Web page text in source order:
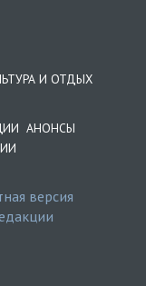
И ОТДЫХ
АНОНСЫ
версия